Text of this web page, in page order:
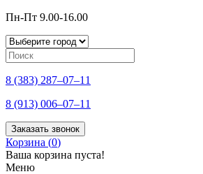
Пн-Пт 9.00-16.00
8 (383) 287–07–11
8 (913) 006–07–11
Заказать звонок
Корзина (0)
Ваша корзина пуста!
Меню